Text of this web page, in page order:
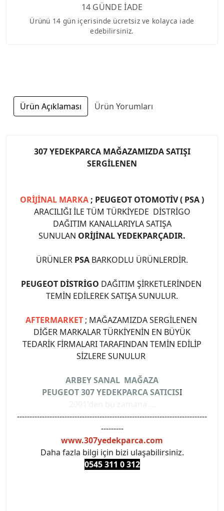
14 GÜNDE İADE
Ürünü 14 gün içerisinde ücretsiz ve kolayca iade
edebilirsiniz.
Ürün Açıklaması Ürün Yorumları
307 YEDEKPARCA MAĞAZAMIZDA SATIŞI
SERGİLENEN
ORİJİNAL MARKA ; PEUGEOT OTOMOTİV ( PSA )
ARACILIĞI İLE TÜM TÜRKİYEDE DİSTRİGO
DAĞITIM KANALLARIYLA SATIŞA
SUNULAN ORİJİNAL YEDEKPARÇADIR.
ÜRÜNLER PSA BARKODLU ÜRÜNLERDİR.
PEUGEOT DİSTRİGO DAĞITIM ŞİRKETLERİNDEN
TEMİN EDİLEREK SATIŞA SUNULUR.
AFTERMARKET ; MAĞAZAMIZDA SERGİLENEN
DİĞER MARKALAR TÜRKİYENİN EN BÜYÜK
TEDARİK FİRMALARI TARAFINDAN TEMİN EDİLİP
SİZLERE SUNULUR
ARBEY SANAL MAĞAZA
PEUGEOT 307 YEDEKPARCA SATICISI
----------------------------------------------------------------------------
---------
www.307yedekparca.com
Daha fazla bilgi için bizi ulaşabilirsiniz.
0545 311 0 312